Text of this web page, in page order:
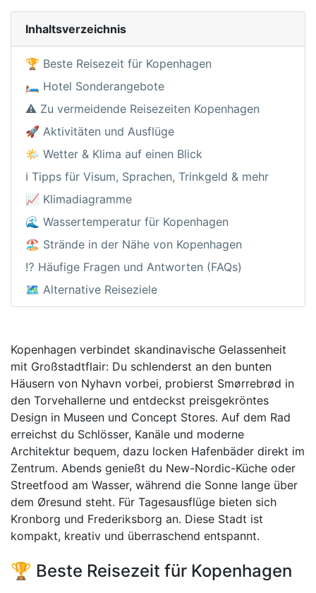
Inhaltsverzeichnis
🏆 Beste Reisezeit für Kopenhagen
🛏️ Hotel Sonderangebote
⚠️ Zu vermeidende Reisezeiten Kopenhagen
🚀 Aktivitäten und Ausflüge
🌤️ Wetter & Klima auf einen Blick
ℹ️ Tipps für Visum, Sprachen, Trinkgeld & mehr
📈 Klimadiagramme
🌊 Wassertemperatur für Kopenhagen
🏖️ Strände in der Nähe von Kopenhagen
⁉️ Häufige Fragen und Antworten (FAQs)
🗺️ Alternative Reiseziele
Kopenhagen verbindet skandinavische Gelassenheit
mit Großstadtflair: Du schlenderst an den bunten
Häusern von Nyhavn vorbei, probierst Smørrebrød in
den Torvehallerne und entdeckst preisgekröntes
Design in Museen und Concept Stores. Auf dem Rad
erreichst du Schlösser, Kanäle und moderne
Architektur bequem, dazu locken Hafenbäder direkt im
Zentrum. Abends genießt du New-Nordic-Küche oder
Streetfood am Wasser, während die Sonne lange über
dem Øresund steht. Für Tagesausflüge bieten sich
Kronborg und Frederiksborg an. Diese Stadt ist
kompakt, kreativ und überraschend entspannt.
🏆 Beste Reisezeit für Kopenhagen